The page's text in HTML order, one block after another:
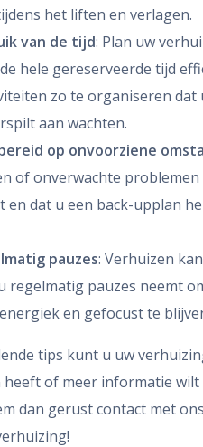
het liften en verlagen.
van de tijd: Plan uw
hele gereserveerde tijd
zo te organiseren
aan wachten.
op onvoorziene
of onverwachte
en dat u een back-upplan
pauzes: Verhuizen
regelmatig pauzes neemt
en gefocust te
tips kunt u uw
heeft of meer informatie
dan gerust contact met